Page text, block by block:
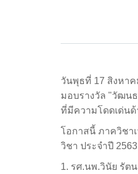
วันพุธที่ 17 สิงหา
มอบรางวัล "วัฒน
ที่มีความโดดเด่น
โอกาสนี้ ภาควิชา
วิชา ประจำปี
1. รศ.นพ.วินัย รัต